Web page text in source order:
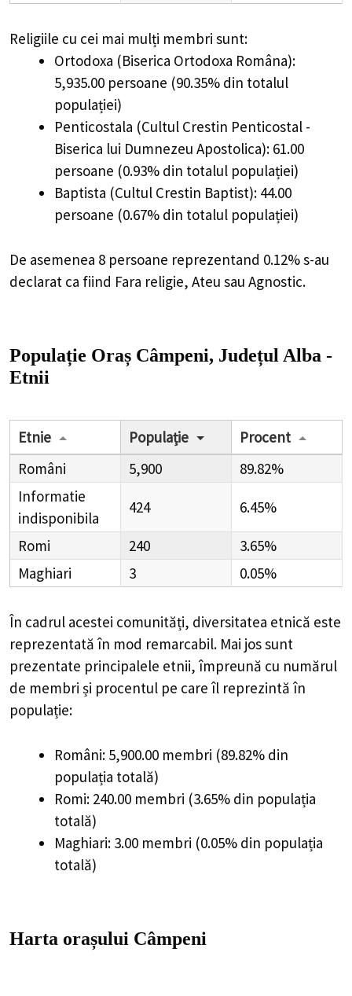
Religiile cu cei mai mulți membri sunt:
Ortodoxa (Biserica Ortodoxa Româna):
5,935.00 persoane (90.35% din totalul
populației)
Penticostala (Cultul Crestin Penticostal -
Biserica lui Dumnezeu Apostolica): 61.00
persoane (0.93% din totalul populației)
Baptista (Cultul Crestin Baptist): 44.00
persoane (0.67% din totalul populației)
De asemenea 8 persoane reprezentand 0.12% s-au
declarat ca fiind Fara religie, Ateu sau Agnostic.
Populație Oraș Câmpeni, Județul Alba -
Etnii
Etnie Populație
Procent
Români
5,900
89.82%
Informatie
indisponibila
424 6.45%
Romi 240
3.65%
Maghiari
3 0.05%
În cadrul acestei comunități, diversitatea etnică este
reprezentată în mod remarcabil. Mai jos sunt
prezentate principalele etnii, împreună cu numărul
de membri și procentul pe care îl reprezintă în
populație:
Români: 5,900.00 membri (89.82% din
populația totală)
Romi: 240.00 membri (3.65% din populația
totală)
Maghiari: 3.00 membri (0.05% din populația
totală)
Harta orașului Câmpeni